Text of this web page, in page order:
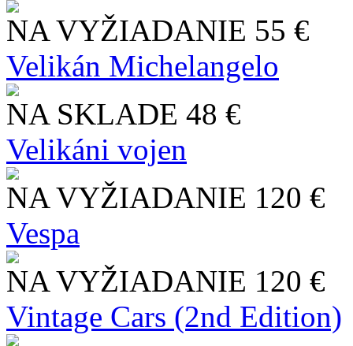
NA VYŽIADANIE 55 €
Velikán Michelangelo
NA SKLADE 48 €
Velikáni vojen
NA VYŽIADANIE 120 €
Vespa
NA VYŽIADANIE 120 €
Vintage Cars (2nd Edition)